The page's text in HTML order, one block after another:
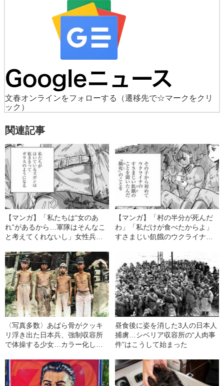
文春オンラインをフォローする
（遷移先で☆マークをクリ
ック）
関連記事
【マンガ】「私たちは“女のあ
れ”があるから…軍隊はそんなこ
と考えてくれないし」女性兵士
情”
【マンガ】「村の半分が死んだ
わ」「私だけが食べたからよ」
すさまじい飢餓のウクライナで
〈写真多数〉あばら骨がクッキ
リ浮き出た日本兵、強制収容所
で体操する少女…カラー化した
昼食後に姿を消した3人の日本人
捕虜…シベリア収容所の“人肉事
件”はこうして始まった